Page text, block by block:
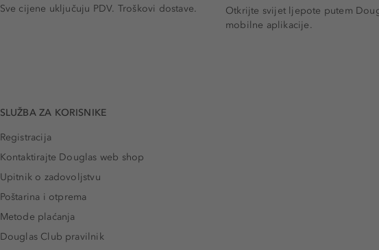
Sve cijene uključuju PDV. Troškovi dostave.
Otkrijte svijet ljepote putem
mobilne aplikacije.
SLUŽBA ZA KORISNIKE
Registracija
Kontaktirajte Douglas web shop
Upitnik o zadovoljstvu
Poštarina i otprema
Metode plaćanja
Douglas Club pravilnik